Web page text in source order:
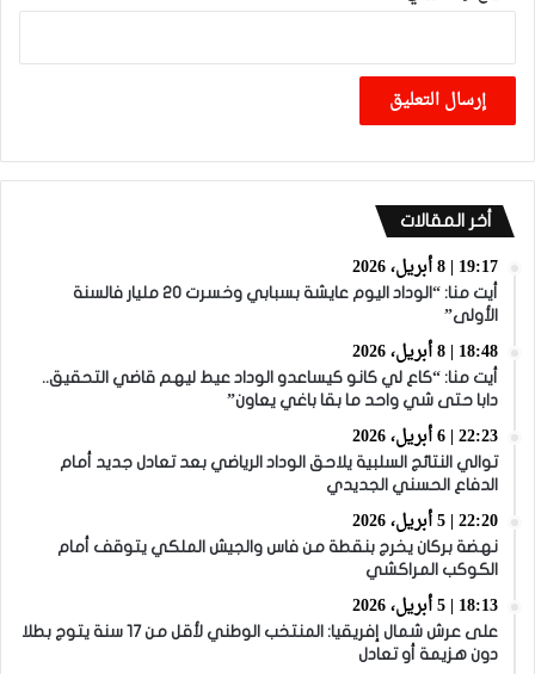
أخر المقالات
19:17 | 8 أبريل، 2026
أيت منا: “الوداد اليوم عايشة بسبابي وخسرت 20 مليار فالسنة
الأولى”
18:48 | 8 أبريل، 2026
أيت منا: “كاع لي كانو كيساعدو الوداد عيط ليهم قاضي التحقيق..
دابا حتى شي واحد ما بقا باغي يعاون”
22:23 | 6 أبريل، 2026
توالي النتائج السلبية يلاحق الوداد الرياضي بعد تعادل جديد أمام
الدفاع الحسني الجديدي
22:20 | 5 أبريل، 2026
نهضة بركان يخرج بنقطة من فاس والجيش الملكي يتوقف أمام
الكوكب المراكشي
18:13 | 5 أبريل، 2026
على عرش شمال إفريقيا: المنتخب الوطني لأقل من 17 سنة يتوج بطلا
دون هزيمة أو تعادل